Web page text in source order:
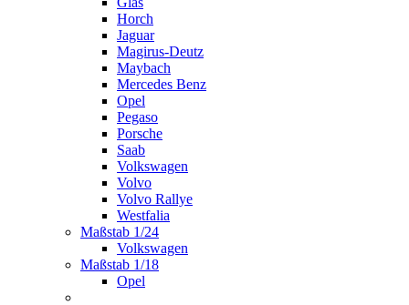
Horch
Jaguar
Magirus-Deutz
Maybach
Mercedes Benz
Opel
Pegaso
Porsche
Saab
Volkswagen
Volvo
Volvo Rallye
Westfalia
Maßstab 1/24
Volkswagen
Maßstab 1/18
Opel